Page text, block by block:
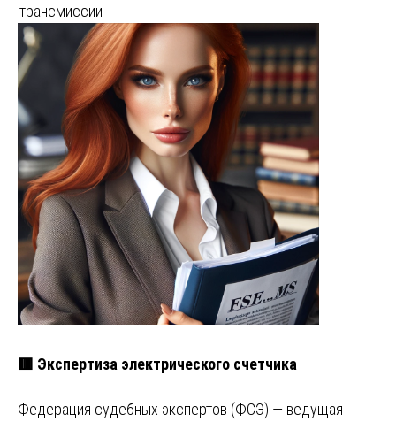
трансмиссии
🟥 Экспертиза электрического счетчика
Федерация судебных экспертов (ФСЭ) — ведущая